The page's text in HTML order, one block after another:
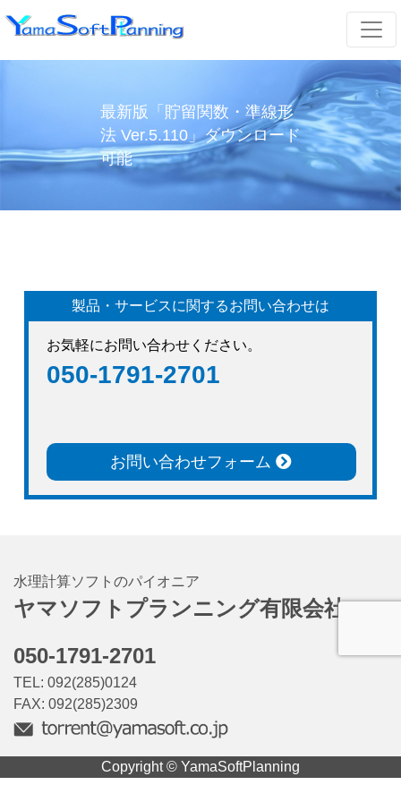
最新版「貯留関数・準線形
法 Ver.5.110」ダウンロード
可能
製品・サービスに関するお問い合わせは
お気軽にお問い合わせください。
050-1791-2701
お問い合わせフォーム
水理計算ソフトのパイオニア
ヤマソフトプランニング有限会社
050-1791-2701
TEL: 092(285)0124
FAX: 092(285)2309
Copyright © YamaSoftPlanning